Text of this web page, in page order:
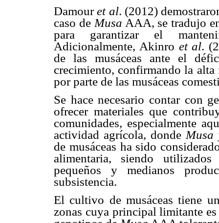
Damouret al. (2012)
caso de Musa AAA, se tradujo
para garantizar el
Adicionalmente, Akinro et al.
de las musáceas ante el
crecimiento, confirmando la alta
por parte de las musáceas
Se hace necesario contar con
ofrecer materiales que
comunidades, especialmente
actividad agrícola, donde Musa
de musáceas ha sido
alimentaria, siendo
pequeños y medianos
subsistencia.
El cultivo de musáceas tiene
zonas cuya principal limitante